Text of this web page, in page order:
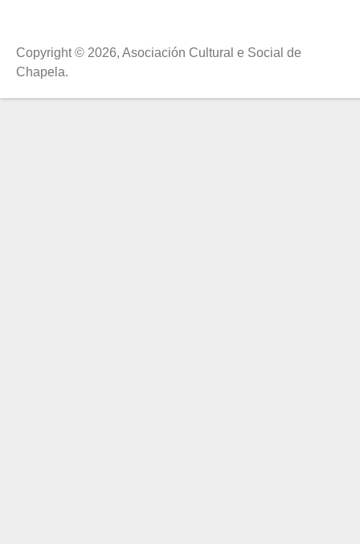
Copyright © 2026, Asociación Cultural e Social de
Chapela.